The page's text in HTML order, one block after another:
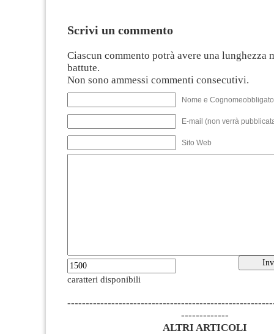
Scrivi un commento
Ciascun commento potrà avere una lunghezza
battute.
Non sono ammessi commenti consecutivi.
Nome e
E-mail (non verrà
Sito Web
caratteri disponibili
-------------
ALTRI ARTICOLI